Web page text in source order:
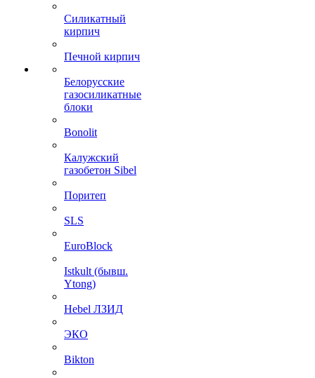
Силикатный
кирпич
Печной кирпич
Белорусские
газосиликатные
блоки
Bonolit
Калужский
газобетон Sibel
Поритеп
SLS
EuroBlock
Istkult (бывш.
Ytong)
Hebel ЛЗИД
ЭКО
Bikton